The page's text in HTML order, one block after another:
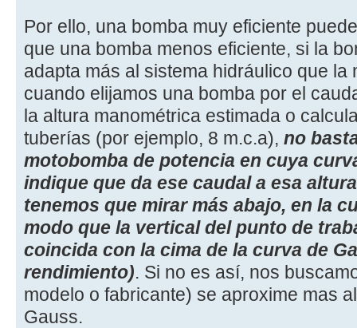
Por ello, una bomba muy eficiente
que una bomba menos eficiente, si la
adapta más al sistema hidráulico que la
cuando elijamos una bomba por el
la altura manométrica estimada o
tuberías (por ejemplo, 8 m.c.a), no
motobomba de potencia en cuya
indique que da ese caudal a esa
tenemos que mirar más abajo, en la
modo que la vertical del punto de
coincida con la cima de la curva de
rendimiento). Si no es así, nos
modelo o fabricante) se aproxime mas
Gauss.